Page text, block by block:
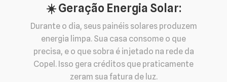
☀️ Geração Energia Solar:
Durante o dia, seus painéis solares produzem
energia limpa. Sua casa consome o que
precisa, e o que sobra é injetado na rede da
Copel. Isso gera créditos que praticamente
zeram sua fatura de luz.